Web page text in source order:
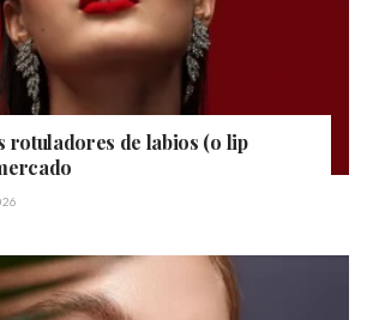
rotuladores de labios (o lip